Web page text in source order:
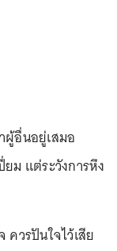
ผู้อื่นอยู่เสมอ
ม แต่ระวังการหึง
วรปันใจไว้เสีย